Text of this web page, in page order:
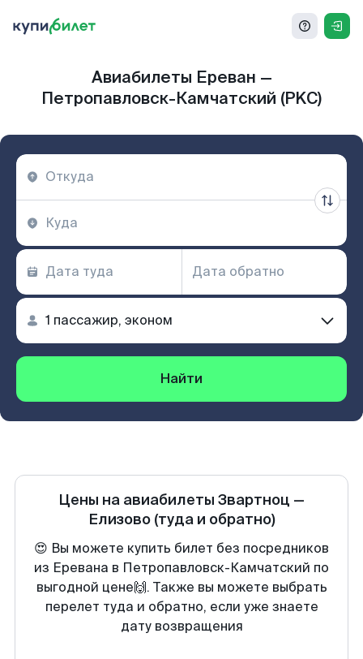
Авиабилеты Ереван —
Петропавловск-Камчатский (PKC)
Найти
Цены на авиабилеты Звартноц —
Елизово (туда и обратно)
😍 Вы можете купить билет без посредников
из Еревана в Петропавловск-Камчатский по
выгодной цене🙌. Также вы можете выбрать
перелет туда и обратно, если уже знаете
дату возвращения